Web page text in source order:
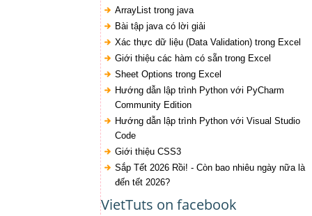
ArrayList trong java
Bài tập java có lời giải
Xác thực dữ liệu (Data Validation) trong Excel
Giới thiệu các hàm có sẵn trong Excel
Sheet Options trong Excel
Hướng dẫn lập trình Python với PyCharm
Community Edition
Hướng dẫn lập trình Python với Visual Studio
Code
Giới thiệu CSS3
Sắp Tết 2026 Rồi! - Còn bao nhiêu ngày nữa là
đến tết 2026?
VietTuts on facebook